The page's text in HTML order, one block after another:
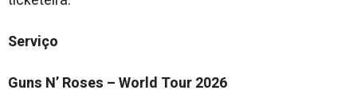
Serviço
Guns N’ Roses – World Tour 2026